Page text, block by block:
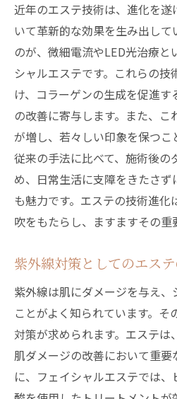
近年のエステ技術は、進化を
いて革新的な効果を生み出して
のが、微細電流やLED光治療と
シャルエステです。これらの
け、コラーゲンの生成を促進
の改善に寄与します。また、
が増し、若々しい印象を保つこ
従来の手法に比べて、施術後の
め、日常生活に支障をきたさ
も魅力です。エステの技術進
吹をもたらし、ますますその重
紫外線対策としてのエス
紫外線は肌にダメージを与え
ことがよく知られています。
対策が求められます。エステは
肌ダメージの改善において重
に、フェイシャルエステでは